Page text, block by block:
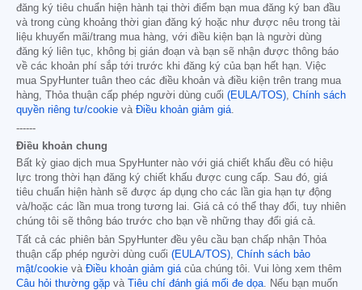
đăng ký tiêu chuẩn hiện hành tại thời điểm bạn mua đăng ký ban đầu
và trong cùng khoảng thời gian đăng ký hoặc như được nêu trong tài
liệu khuyến mãi/trang mua hàng, với điều kiện bạn là người dùng
đăng ký liên tục, không bị gián đoạn và bạn sẽ nhận được thông báo
về các khoản phí sắp tới trước khi đăng ký của bạn hết hạn. Việc
mua SpyHunter tuân theo các điều khoản và điều kiện trên trang mua
hàng, Thỏa thuận cấp phép người dùng cuối (EULA/TOS), Chính sách
quyền riêng tư/cookie và Điều khoản giảm giá.
------
Điều khoản chung
Bất kỳ giao dịch mua SpyHunter nào với giá chiết khấu đều có hiệu
lực trong thời hạn đăng ký chiết khấu được cung cấp. Sau đó, giá
tiêu chuẩn hiện hành sẽ được áp dụng cho các lần gia hạn tự động
và/hoặc các lần mua trong tương lai. Giá cả có thể thay đổi, tuy nhiên
chúng tôi sẽ thông báo trước cho bạn về những thay đổi giá cả.
Tất cả các phiên bản SpyHunter đều yêu cầu bạn chấp nhận Thỏa
thuận cấp phép người dùng cuối (EULA/TOS), Chính sách bảo
mật/cookie và Điều khoản giảm giácủa chúng tôi. Vui lòng xem thêm
Câu hỏi thường gặp và Tiêu chí đánh giá mối đe dọa. Nếu bạn muốn